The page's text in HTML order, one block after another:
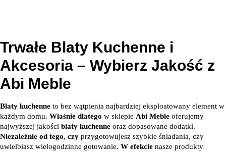
Trwałe Blaty Kuchenne i
Akcesoria – Wybierz Jakość z
Abi Meble
Blaty kuchenne to bez wątpienia najbardziej eksploatowany element w
każdym domu. Właśnie dlatego w sklepie Abi Meble oferujemy
najwyższej jakości blaty kuchenne oraz dopasowane dodatki.
Niezależnie od tego, czy przygotowujesz szybkie śniadania, czy
uwielbiasz wielogodzinne gotowanie. W efekcie nasze produkty